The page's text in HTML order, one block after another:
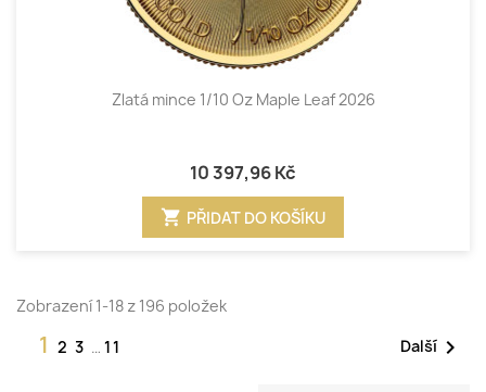
Zlatá mince 1/10 Oz Maple Leaf 2026
10 397,96 Kč
shopping_cart PŘIDAT DO KOŠÍKU
Zobrazení 1-18 z 196 položek
1 2 3 … 11 Další 